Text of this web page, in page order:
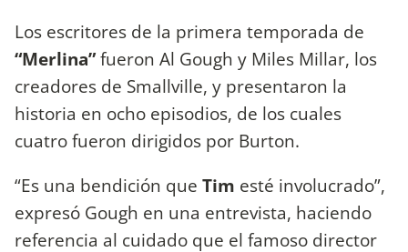
Los escritores de la primera temporada de
“Merlina”fueron Al Gough y Miles Millar, los
creadores de Smallville, y presentaron la
historia en ocho episodios, de los cuales
cuatro fueron dirigidos por Burton.
“Es una bendición que Tim esté involucrado”,
expresó Gough en una entrevista, haciendo
referencia al cuidado que el famoso director